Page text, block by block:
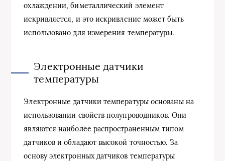
охлаждении, биметаллический элемент
искривляется, и это искривление может быть
использовано для измерения температуры.
Электронные датчики
температуры
Электронные датчики температуры основаны на
использовании свойств полупроводников. Они
являются наиболее распространенным типом
датчиков и обладают высокой точностью. За
основу электронных датчиков температуры